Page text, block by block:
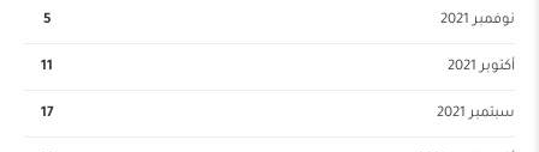
نوفمبر 2021 5
أكتوبر 2021 11
سبتمبر 2021 17